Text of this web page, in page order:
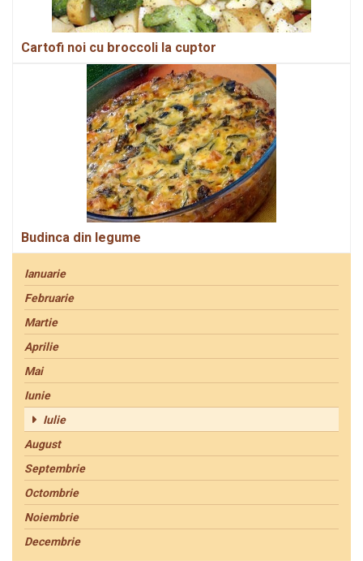
Cartofi noi cu broccoli la cuptor
Budinca din legume
Ianuarie
Februarie
Martie
Aprilie
Mai
Iunie
Iulie
August
Septembrie
Octombrie
Noiembrie
Decembrie